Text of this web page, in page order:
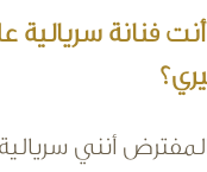
فنانة سريالية
أنني